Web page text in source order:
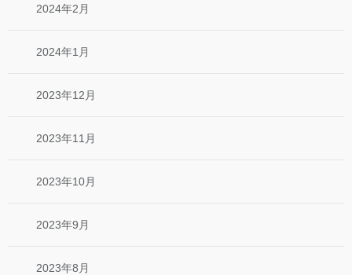
2024年2月
2024年1月
2023年12月
2023年11月
2023年10月
2023年9月
2023年8月